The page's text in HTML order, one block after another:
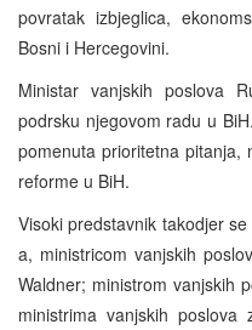
povratak izbjeglica,
Bosni i Hercegovini.
Ministar vanjskih poslova
podrsku njegovom radu u
pomenuta prioritetna pitanja,
reforme u BiH.
Visoki predstavnik takodjer
a, ministricom vanjskih
Waldner; ministrom vanjskih
ministrima vanjskih poslova